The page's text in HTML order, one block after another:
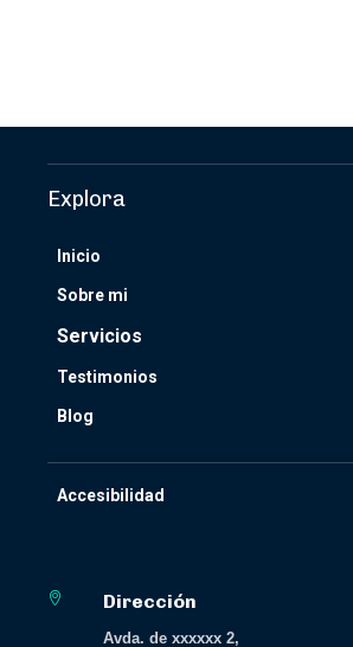
Explora
Inicio
Sobre mi
Servicios
Testimonios
Blog
Accesibilidad
 Dirección
Avda. de xxxxxx 2,